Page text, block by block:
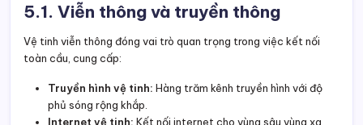
5.1. Viễn thông và truyền thông
Vệ tinh viễn thông đóng vai trò quan trọng trong việc kết nối
toàn cầu, cung cấp:
Truyền hình vệ tinh: Hàng trăm kênh truyền hình với độ
phủ sóng rộng khắp.
Internet vệ tinh: Kết nối internet cho vùng sâu vùng xa,